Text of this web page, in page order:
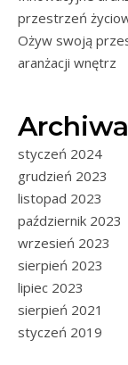
przestrzeń
Ożyw swoją
aranżacji wnętrz
Archiwa
styczeń 2024
grudzień 2023
listopad 2023
październik 2023
wrzesień 2023
sierpień 2023
lipiec 2023
sierpień 2021
styczeń 2019